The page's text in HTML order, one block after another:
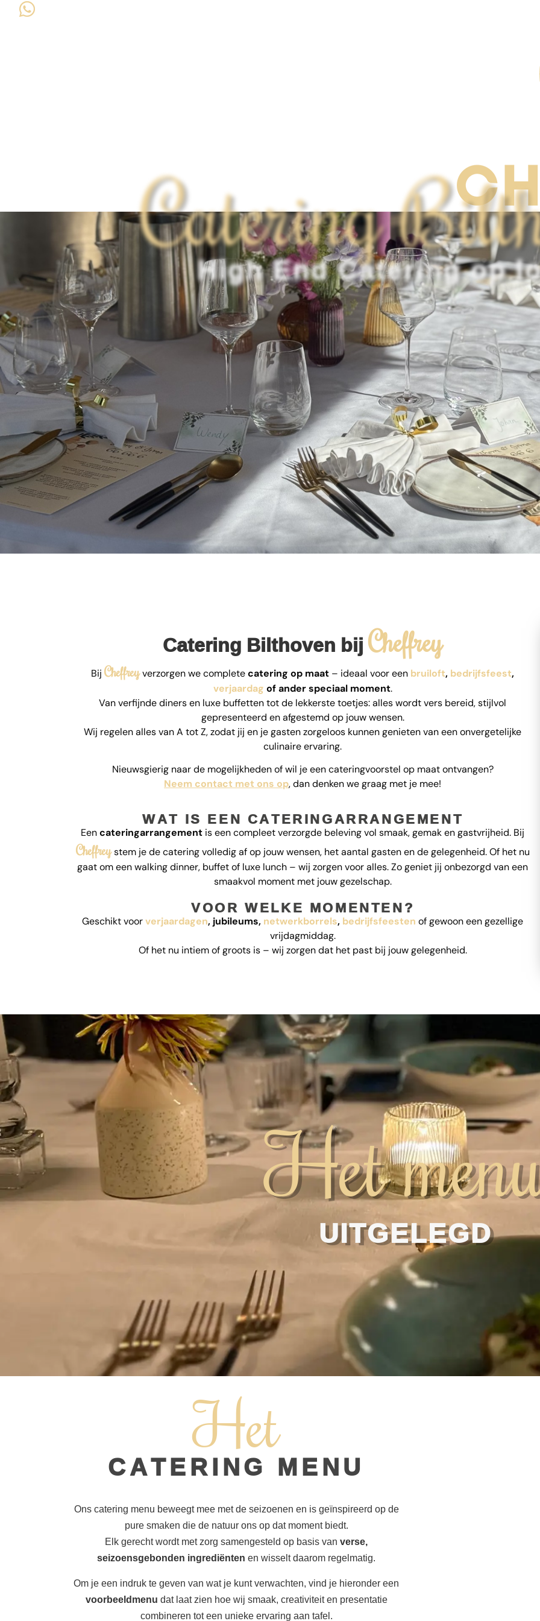
Catering
High End Catering op
Catering Bilthoven bijCheffrey
BijCheffreyverzorgen we completecatering op maat – ideaal voor een bruiloft, bedrijfsfeest,
verjaardag of ander speciaal moment.
Van verfijnde diners en luxe buffetten tot de lekkerste toetjes: alles wordt vers bereid, stijlvol
gepresenteerd en afgestemd op jouw wensen.
Wij regelen alles van A tot Z, zodat jij en je gasten zorgeloos kunnen genieten van een onvergetelijke
culinaire ervaring.
Nieuwsgierig naar de mogelijkheden of wil je een cateringvoorstel op maat ontvangen?
Neem contact met ons op, dan denken we graag met je mee!
WAT IS EEN CATERINGARRANGEMENT
Eencateringarrangement is een compleet verzorgde beleving vol smaak, gemak en gastvrijheid. Bij
Cheffreystem je de catering volledig af op jouw wensen, het aantal gasten en de gelegenheid. Of het nu
gaat om een walking dinner, buffet of luxe lunch – wij zorgen voor alles. Zo geniet jij onbezorgd van een
smaakvol moment met jouw gezelschap.
VOOR WELKE MOMENTEN?
Geschikt voorverjaardagen, jubileums, netwerkborrels, bedrijfsfeesten of gewoon een gezellige
vrijdagmiddag.
Of het nu intiem of groots is – wij zorgen dat het past bij jouw gelegenheid.
Het
UITGELEGD
Het
CATERING MENU
Ons catering menu beweegt mee met de seizoenen en is geïnspireerd op de
pure smaken die de natuur ons op dat moment biedt.
Elk gerecht wordt met zorg samengesteld op basis van verse,
seizoensgebonden ingrediënten en wisselt daarom regelmatig.
Om je een indruk te geven van wat je kunt verwachten, vind je hieronder een
voorbeeldmenu dat laat zien hoe wij smaak, creativiteit en presentatie
combineren tot een unieke ervaring aan tafel.